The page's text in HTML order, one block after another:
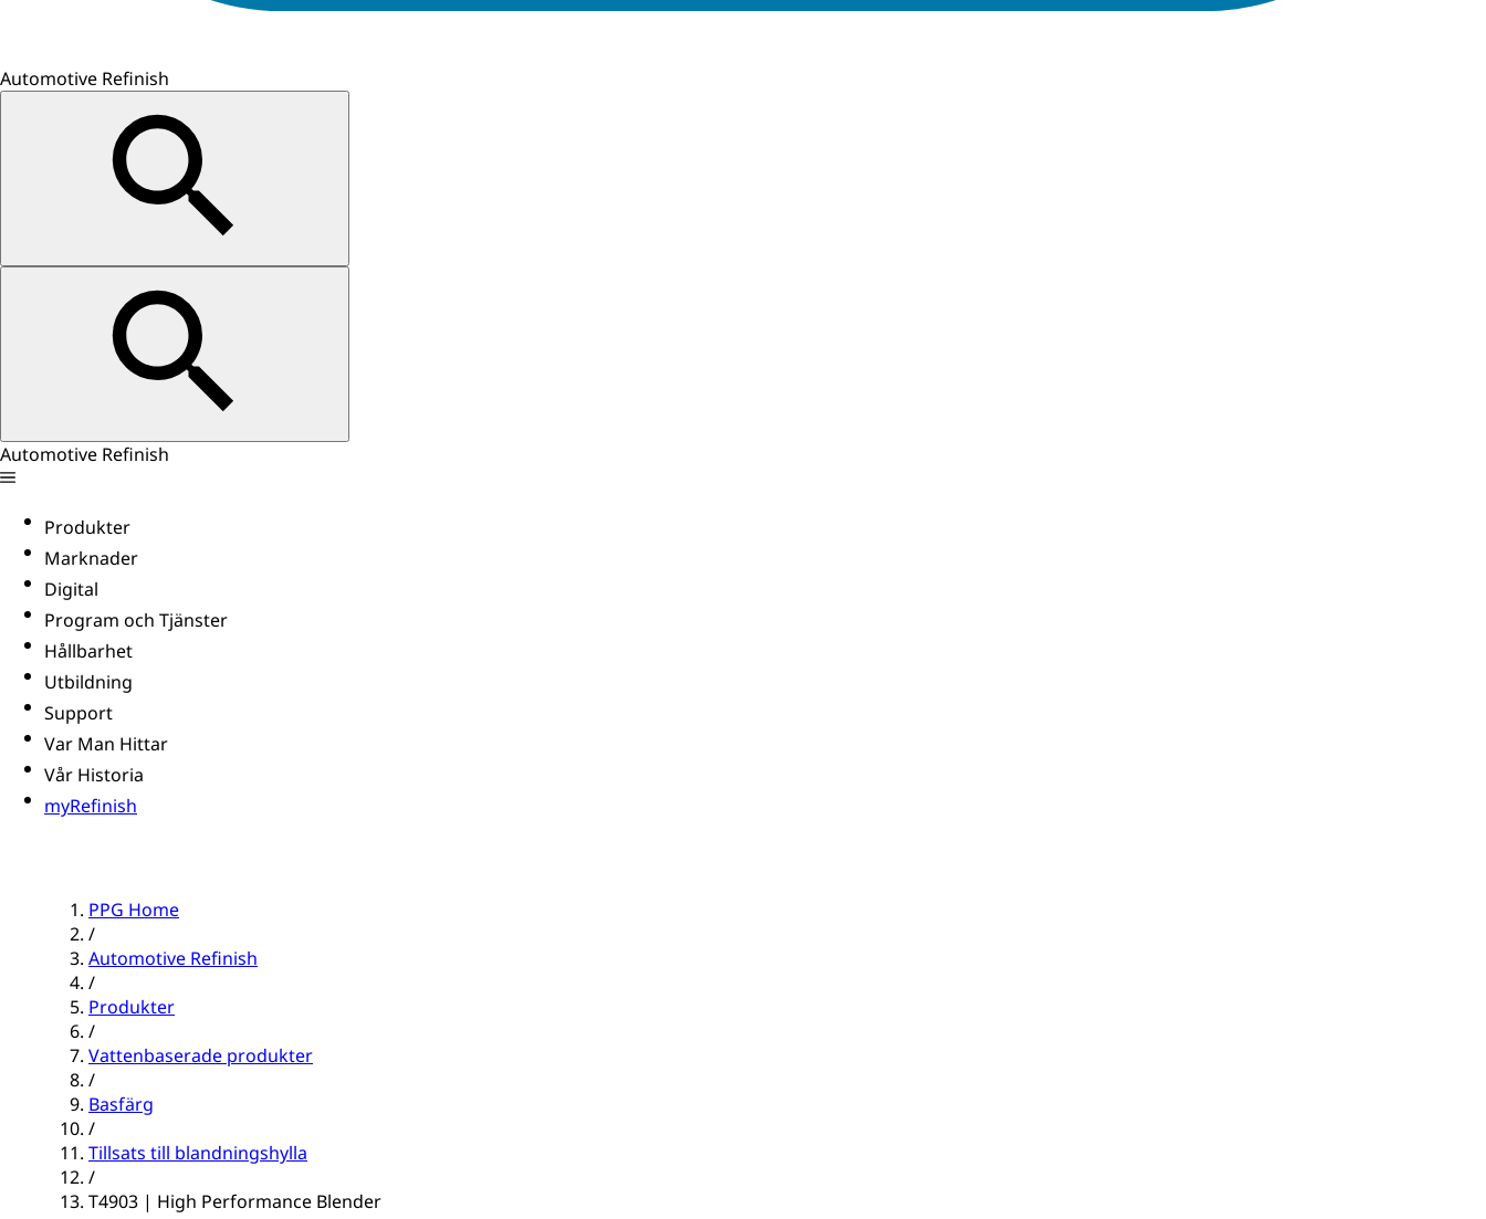
Automotive Refinish
Automotive Refinish
Produkter
Marknader
Digital
Program och Tjänster
Hållbarhet
Utbildning
Support
Var Man Hittar
Vår Historia
myRefinish
PPG Home
/
Automotive Refinish
/
Produkter
/
Vattenbaserade produkter
/
Basfärg
/
Tillsats till blandningshylla
/
T4903 | High Performance Blender